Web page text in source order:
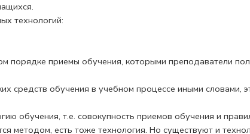
технологий:
приемы обучения, которыми преподаватели
средств обучения в учебном процессе иными словами,
обучения, т.е. совокупность приемов обучения и
методом, есть тоже технология. Но существуют и